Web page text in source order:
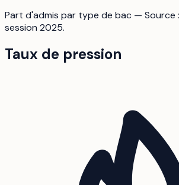
Part d'admis par type de bac — Source
session 2025.
Taux de pression